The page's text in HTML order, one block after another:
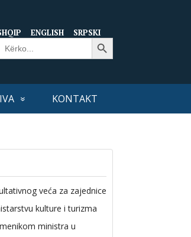
ENGLISH SRPSKISearch Button
KONTAKT
veća za zajednice
kulture i turizma
ministra u